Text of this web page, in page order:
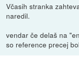
Včasih stranka
naredil.
vendar če delaš na
so reference precej